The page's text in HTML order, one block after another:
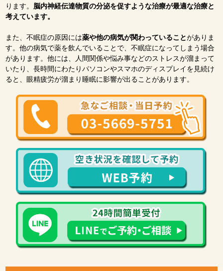
ります。 脳内神経伝達物質の分泌を促すような治療が最適な治療と
考えています。
また、不眠症の原因には薬や他の病気が関わっていることがありま
す。他の病気で薬を飲んでいることで、不眠症になってしまう場合
があります。他には、人間関係や悩み事などのストレスが溜まって
いたり、長時間にわたりパソコンやスマホのディスプレイを見続け
ると、眼精疲労が溜まり睡眠に影響が出ることがあります。